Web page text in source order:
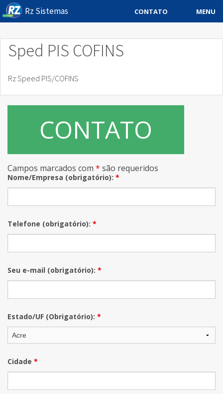
Rz Sistemas CONTATO MENU
Sistemas Especificos
Blog
Buscar no Site
Sped PIS COFINS
Rz Speed PIS/COFINS
CONTATO
Campos marcados com * são requeridos
Nome/Empresa (obrigatório): *
Telefone (obrigatório): *
Seu e-mail (obrigatório): *
Estado/UF (Obrigatório): *
Cidade *